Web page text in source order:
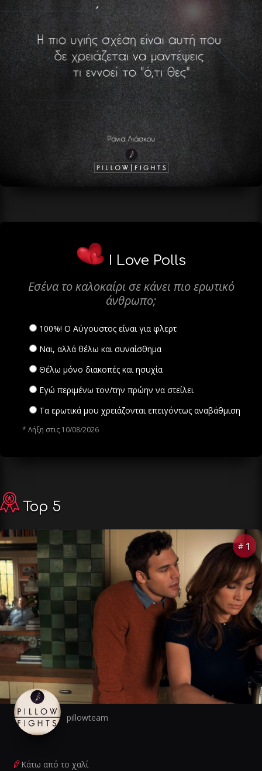
I Love Polls
Εσένα το καλοκαίρι σε κάνει πιο ερωτικό
άνθρωπο;
100%! Ο Αύγουστος είναι για φλερτ
Ναι, αλλά θέλω και συναίσθημα
Θέλω μόνο διακοπές και ησυχία
Εγώ περιμένω τον/την πρώην να στείλει
Τα ερωτικά μου χρειάζονται επειγόντως αναβάθμιση
* Λήξη στις 10/08/2026
Top 5
# 1
pillowteam
Κάτω από το χαλί